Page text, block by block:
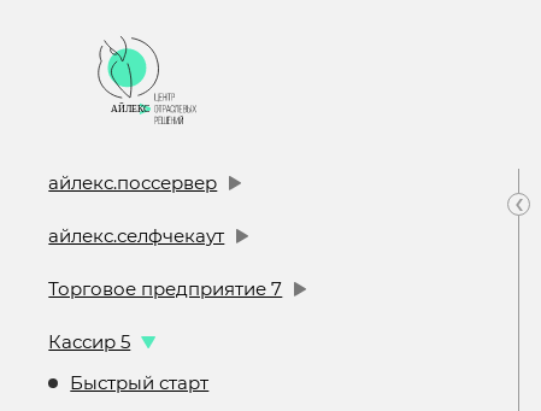
айлекс.поссервер
айлекс.селфчекаут
Торговое предприятие 7
Кассир 5
Быстрый старт
‹